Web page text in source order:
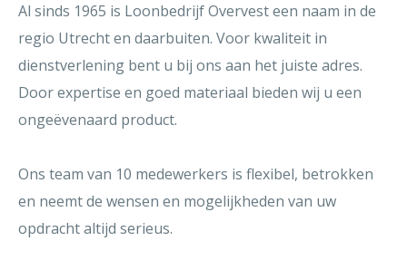
Al sinds 1965 is Loonbedrijf Overvest een naam in de
regio Utrecht en daarbuiten. Voor kwaliteit in
dienstverlening bent u bij ons aan het juiste adres.
Door expertise en goed materiaal bieden wij u een
ongeëvenaard product.
Ons team van 10 medewerkers is flexibel, betrokken
en neemt de wensen en mogelijkheden van uw
opdracht altijd serieus.